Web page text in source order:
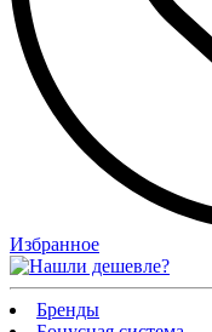
Избранное
Бренды